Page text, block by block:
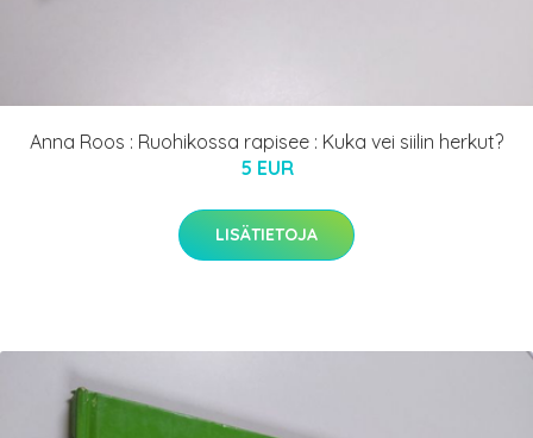
Anna Roos : Ruohikossa rapisee : Kuka vei siilin herkut?
5 EUR
LISÄTIETOJA